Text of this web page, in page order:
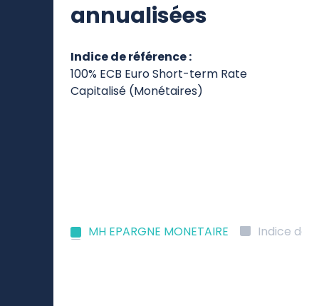
annualisées
Indice de référence :
100% ECB Euro Short-term Rate
Capitalisé (Monétaires)
MH EPARGNE MONETAIRE Indice de